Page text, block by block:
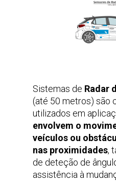
Sistemas de Radar
(até 50 metros) são
utilizados em
envolvem o
veículos ou
nas proximidades,
de deteção de
assistência à